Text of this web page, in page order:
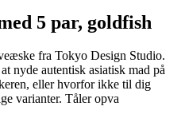
5 par, goldfish
fra Tokyo Design Studio.
nyde autentisk asiatisk mad på
eller hvorfor ikke til dig
varianter. Tåler opva